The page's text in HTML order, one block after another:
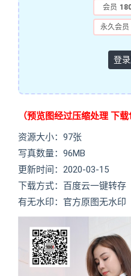
会员
永久会员
登
（预览图经过压缩处理 下载
资源大小：97张
写真数量：96MB
更新时间：2020-03-15
下载方式：百度云一键转存
有无水印：官方原图无水印